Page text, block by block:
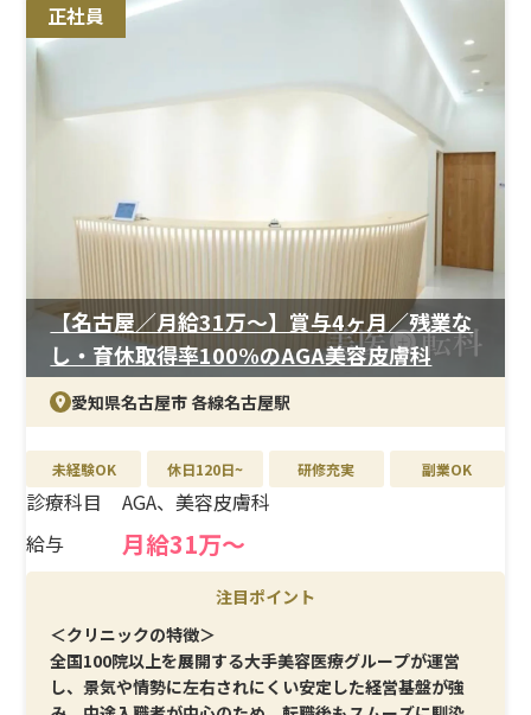
＜研修制度＞
現場OJTを中心に、基本業務から段階的に習得。美容医
＜待遇＞
年間休日125日。結婚・出産祝金は第一子30万円、第二子
る実績があります。
正社員
【名古屋／月給31万〜】賞与4ヶ月／残業な
し・育休取得率100%のAGA美容皮膚科
愛知県名古屋市 各線名古屋駅
未経験OK 休日120日~ 研修充実 副業OK
診療科目
AGA、美容皮膚科
給与
月給31万〜
注目ポイント
＜クリニックの特徴＞
全国100院以上を展開する大手美容医療グループが運営
し、景気や情勢に左右されにくい安定した経営基盤が強